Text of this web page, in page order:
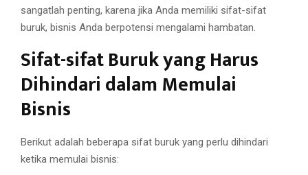
sangatlah penting, karena jika Anda memiliki sifat-sifat
buruk, bisnis Anda berpotensi mengalami hambatan.
Sifat-sifat Buruk yang Harus
Dihindari dalam Memulai
Bisnis
Berikut adalah beberapa sifat buruk yang perlu dihindari
ketika memulai bisnis: